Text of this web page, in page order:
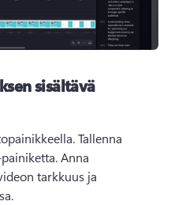
sisältävä
Tallenna
Anna
tarkkuus ja